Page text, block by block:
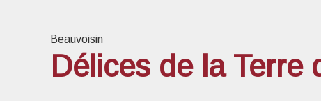
Beauvoisin
Délices de la Terre